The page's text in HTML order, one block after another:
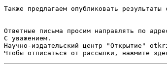
Также предлагаем опубликовать
Ответные письма просим направлять по
С уважением.
Научно-издательский центр "Открытие"